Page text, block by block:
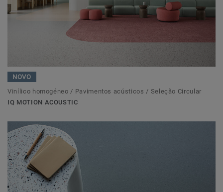
NOVO
Vinílico homogéneo / Pavimentos acústicos / Seleção Circular
IQ MOTION ACOUSTIC